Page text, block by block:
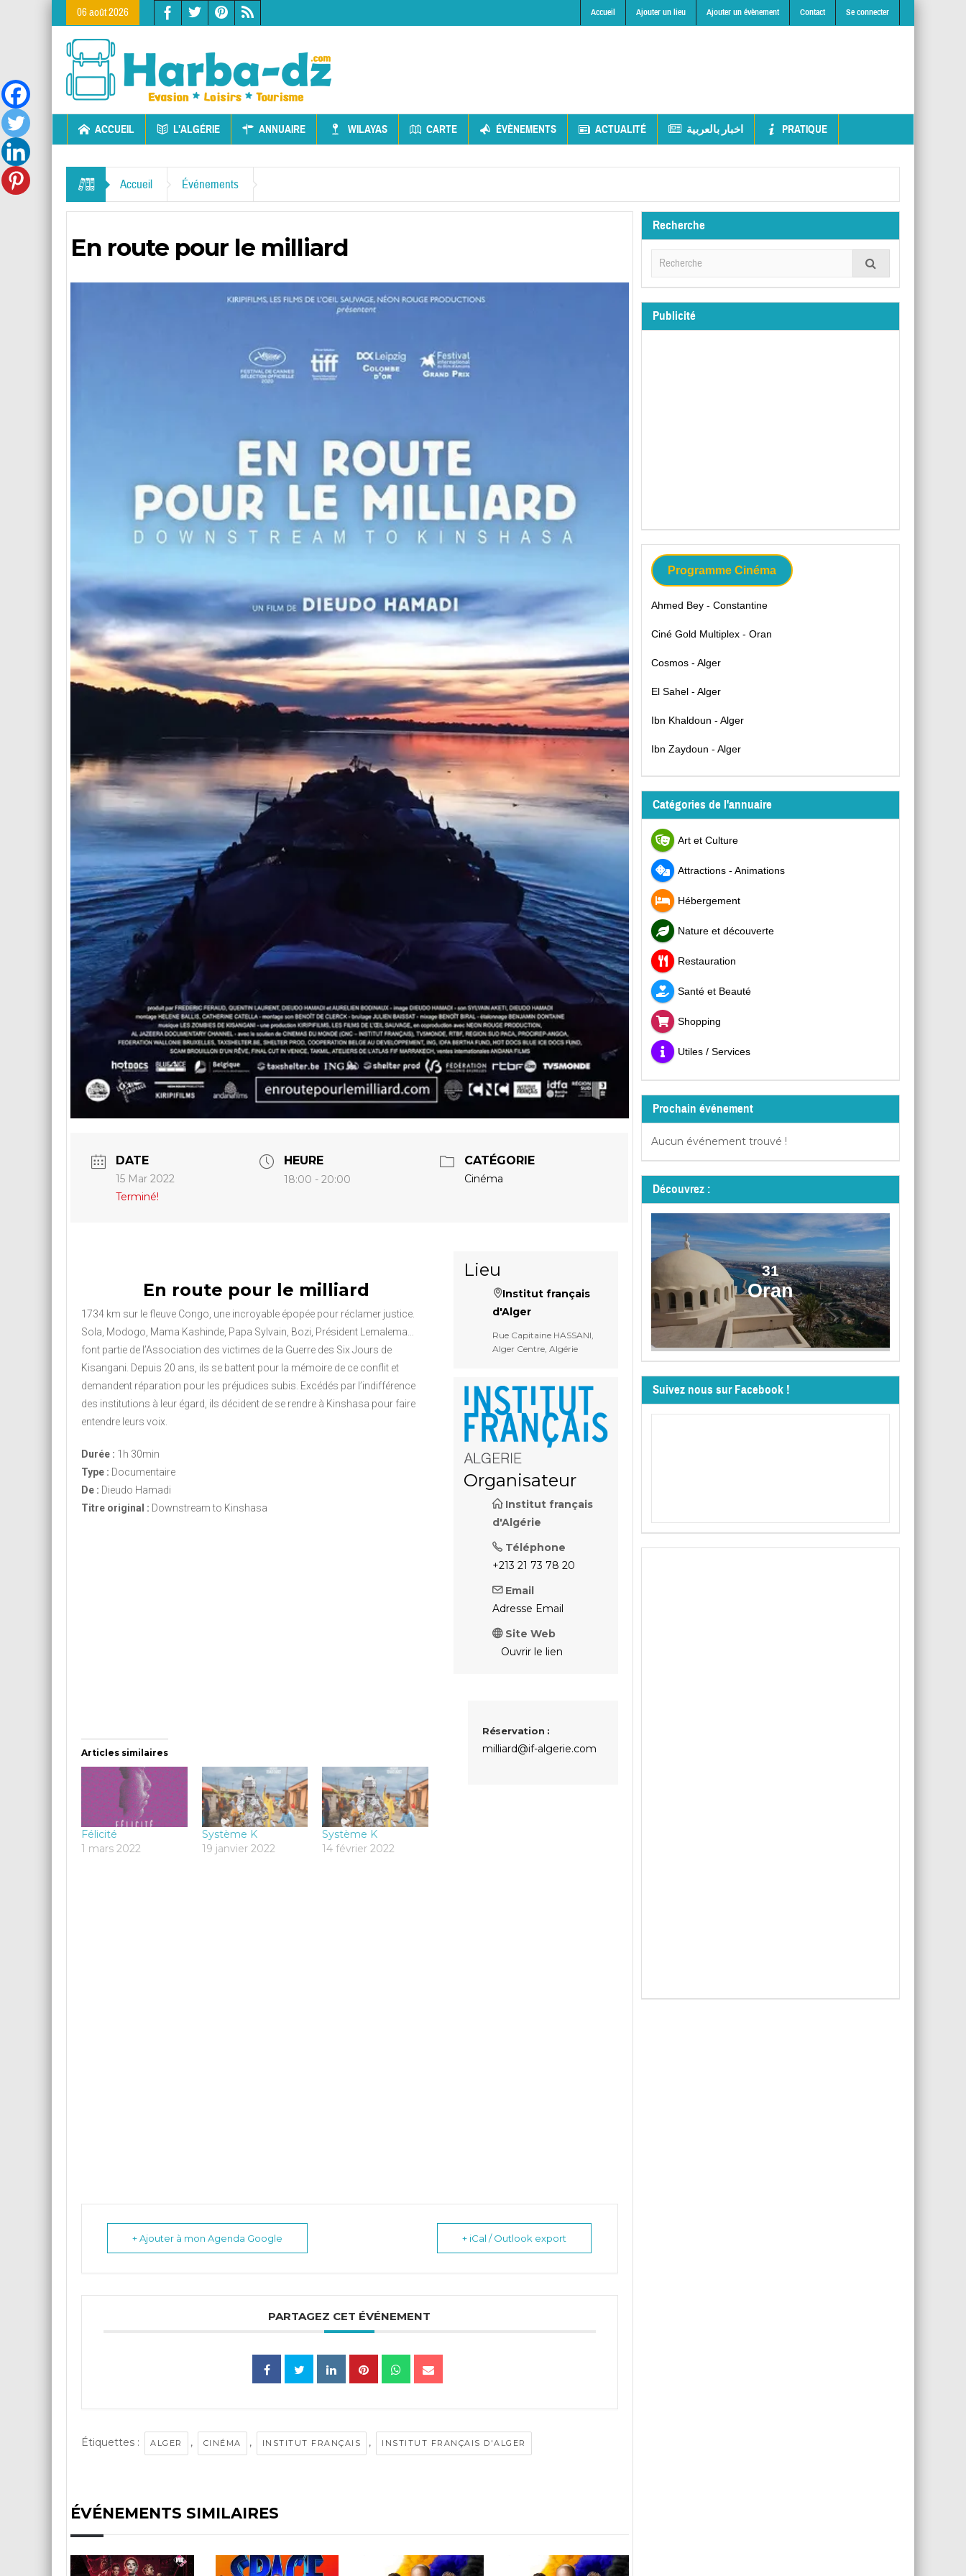
06 août 2026 Accueil Ajouter un lieu Ajouter un évènement Contact Se connecter
ACCUEIL L’ALGÉRIE ANNUAIRE WILAYAS CARTE ÉVÈNEMENTS ACTUALITÉ اخبار بالعربية PRATIQUE
Accueil Événements
En route pour le milliard
DATE
15 Mar 2022
Terminé!
HEURE
18:00 - 20:00
CATÉGORIE
Cinéma
En route pour le milliard
1734 km sur le fleuve Congo, une incroyable épopée pour réclamer justice.
Sola, Modogo, Mama Kashinde, Papa Sylvain, Bozi, Président Lemalema…
font partie de l’Association des victimes de la Guerre des Six Jours de
Kisangani. Depuis 20 ans, ils se battent pour la mémoire de ce conflit et
demandent réparation pour les préjudices subis. Excédés par l’indifférence
des institutions à leur égard, ils décident de se rendre à Kinshasa pour faire
entendre leurs voix.
Durée : 1h 30min
Type : Documentaire
De : Dieudo Hamadi
Titre original : Downstream to Kinshasa
Articles similaires
Félicité
1 mars 2022
Système K
19 janvier 2022
Système K
14 février 2022
Lieu
Institut français
d'Alger
Rue Capitaine HASSANI,
Alger Centre, Algérie
Organisateur
Institut français
d'Algérie
Téléphone
+213 21 73 78 20
Email
Adresse Email
Site Web
Ouvrir le lien
Réservation :
milliard@if-algerie.com
+ Ajouter à mon Agenda Google + iCal / Outlook export
PARTAGEZ CET ÉVÉNEMENT
Étiquettes : ALGER , CINÉMA , INSTITUT FRANÇAIS , INSTITUT FRANÇAIS D'ALGER
ÉVÉNEMENTS SIMILAIRES
Recherche
Publicité
Programme Cinéma
Ahmed Bey - Constantine
Ciné Gold Multiplex - Oran
Cosmos - Alger
El Sahel - Alger
Ibn Khaldoun - Alger
Ibn Zaydoun - Alger
Catégories de l'annuaire
Art et Culture
Attractions - Animations
Hébergement
Nature et découverte
Restauration
Santé et Beauté
Shopping
Utiles / Services
Prochain événement
Aucun événement trouvé !
Découvrez :
31
Oran
Suivez nous sur Facebook !